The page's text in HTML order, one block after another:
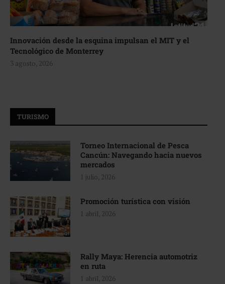
Innovación desde la esquina impulsan el MIT y el
Tecnológico de Monterrey
3 agosto, 2026
TURISMO
Torneo Internacional de Pesca
Cancún: Navegando hacia nuevos
mercados
1 julio, 2026
Promoción turística con visión
1 abril, 2026
Rally Maya: Herencia automotriz
en ruta
1 abril, 2026